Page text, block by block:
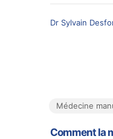
Dr Sylvain
Médecine
Comment la